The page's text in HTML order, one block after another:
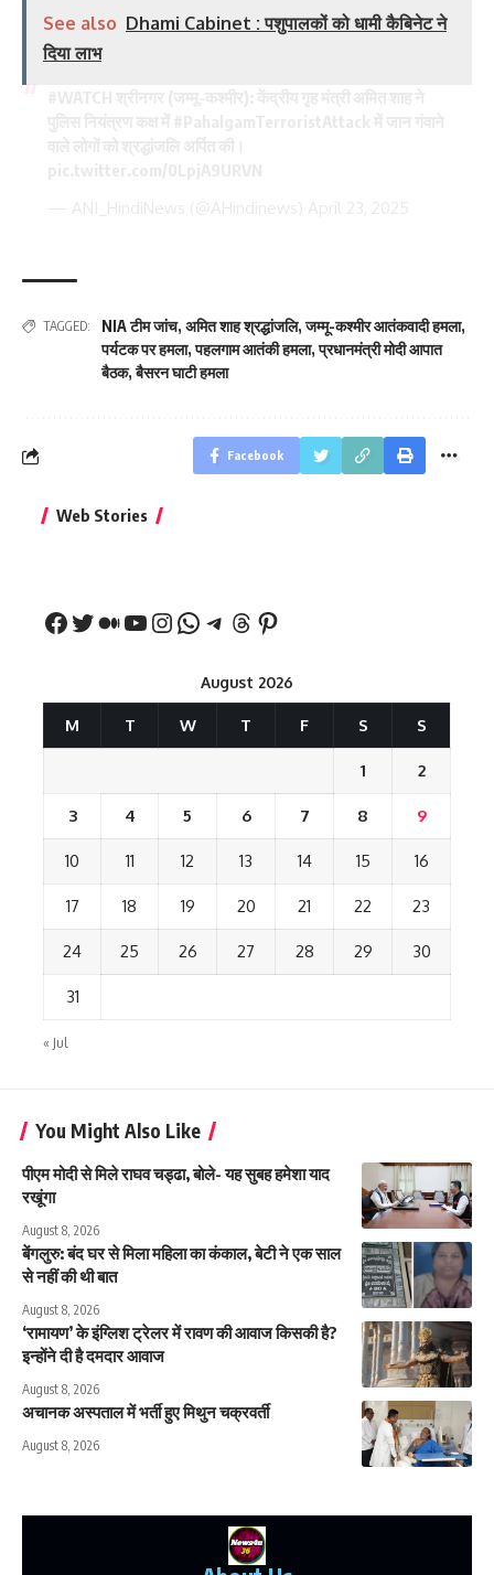
See also Dhami Cabinet : पशुपालकों को धामी कैबिनेट ने
दिया लाभ
TAGGED: NIA टीम जांच, अमित शाह श्रद्धांजलि,जम्मू-कश्मीर आतंकवादी हमला,
पर्यटक पर हमला,पहलगाम आतंकी हमला,प्रधानमंत्री मोदी आपात
बैठक,बैसरन घाटी हमला
Facebook
Web Stories
नीतीश कुमार का पहला
August 2026
M T W T F S S
1 2
3 4 5 6 7 8 9
10 11 12 13 14 15 16
17 18 19 20 21 22 23
24 25 26 27 28 29 30
31
« Jul
You Might Also Like
पीएम मोदी से मिले राघव चड्ढा, बोले- यह सुबह हमेशा याद
रखूंगा
August 8, 2026
बेंगलुरु: बंद घर से मिला महिला का कंकाल, बेटी ने एक साल
से नहीं की थी बात
August 8, 2026
‘रामायण’ के इंग्लिश ट्रेलर में रावण की आवाज किसकी है?
इन्होंने दी है दमदार आवाज
August 8, 2026
अचानक अस्पताल में भर्ती हुए मिथुन चक्रवर्ती
August 8, 2026